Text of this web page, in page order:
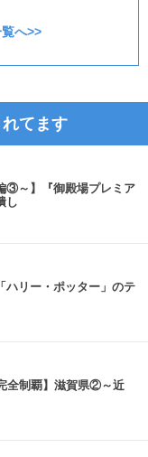
へ>>
てます
③～】『御殿場プレミア
し
ハリー・ポッター」のテ
全制覇】滋賀県②～近